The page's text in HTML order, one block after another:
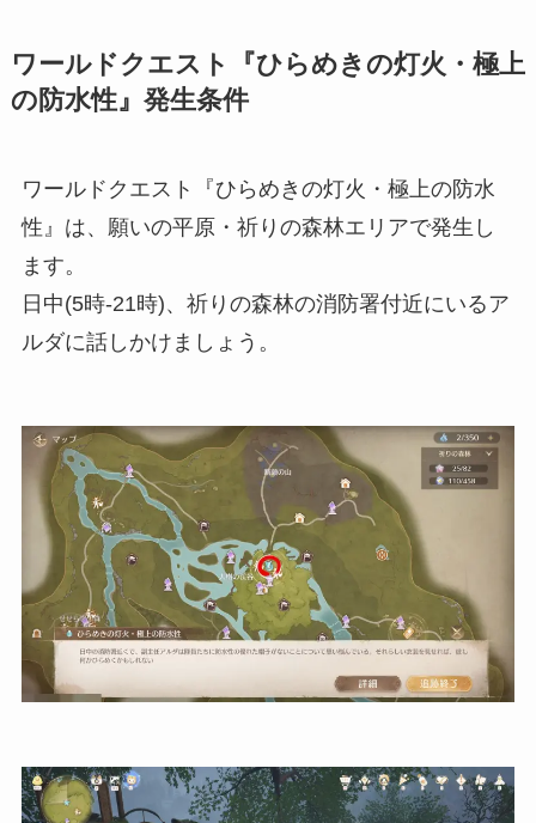
ワールドクエスト『ひらめきの灯火・極上
の防水性』発生条件
ワールドクエスト『ひらめきの灯火・極上の防水
性』は、願いの平原・祈りの森林エリアで発生し
ます。
日中(5時-21時)、祈りの森林の消防署付近にいるア
ルダに話しかけましょう。